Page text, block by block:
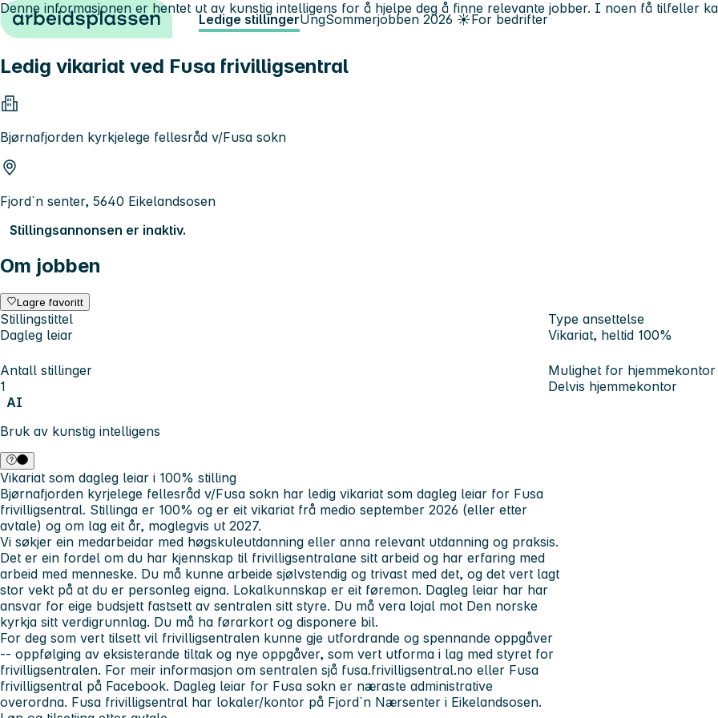
Hopp til innhold Ledige stillingerUngSommerjobben 2026 ☀️For bedrifter
Ledig vikariat ved Fusa frivilligsentral
Bjørnafjorden kyrkjelege fellesråd v/Fusa sokn
Fjord`n senter, 5640 Eikelandsosen
Stillingsannonsen er inaktiv.
Om jobben
Lagre favoritt
Stillingstittel
Dagleg leiar
Type ansettelse
Vikariat, heltid 100%
Antall stillinger
1
Mulighet for hjemmekontor
Delvis hjemmekontor
AI
Bruk av kunstig intelligens
Denne informasjonen er hentet ut av kunstig intelligens for å hjelpe deg å finne relevante jobber. I noen få tilfeller
Vikariat som dagleg leiar i 100% stilling
Bjørnafjorden kyrjelege fellesråd v/Fusa sokn har ledig vikariat som dagleg leiar for Fusa
frivilligsentral. Stillinga er 100% og er eit vikariat frå medio september 2026 (eller etter
avtale) og om lag eit år, moglegvis ut 2027.
Vi søkjer ein medarbeidar med høgskuleutdanning eller anna relevant utdanning og praksis.
Det er ein fordel om du har kjennskap til frivilligsentralane sitt arbeid og har erfaring med
arbeid med menneske. Du må kunne arbeide sjølvstendig og trivast med det, og det vert lagt
stor vekt på at du er personleg eigna. Lokalkunnskap er eit føremon. Dagleg leiar har har
ansvar for eige budsjett fastsett av sentralen sitt styre. Du må vera lojal mot Den norske
kyrkja sitt verdigrunnlag. Du må ha førarkort og disponere bil.
For deg som vert tilsett vil frivilligsentralen kunne gje utfordrande og spennande oppgåver
-- oppfølging av eksisterande tiltak og nye oppgåver, som vert utforma i lag med styret for
frivilligsentralen. For meir informasjon om sentralen sjå fusa.frivilligsentral.no eller Fusa
frivilligsentral på Facebook. Dagleg leiar for Fusa sokn er næraste administrative
overordna. Fusa frivilligsentral har lokaler/kontor på Fjord`n Nærsenter i Eikelandsosen.